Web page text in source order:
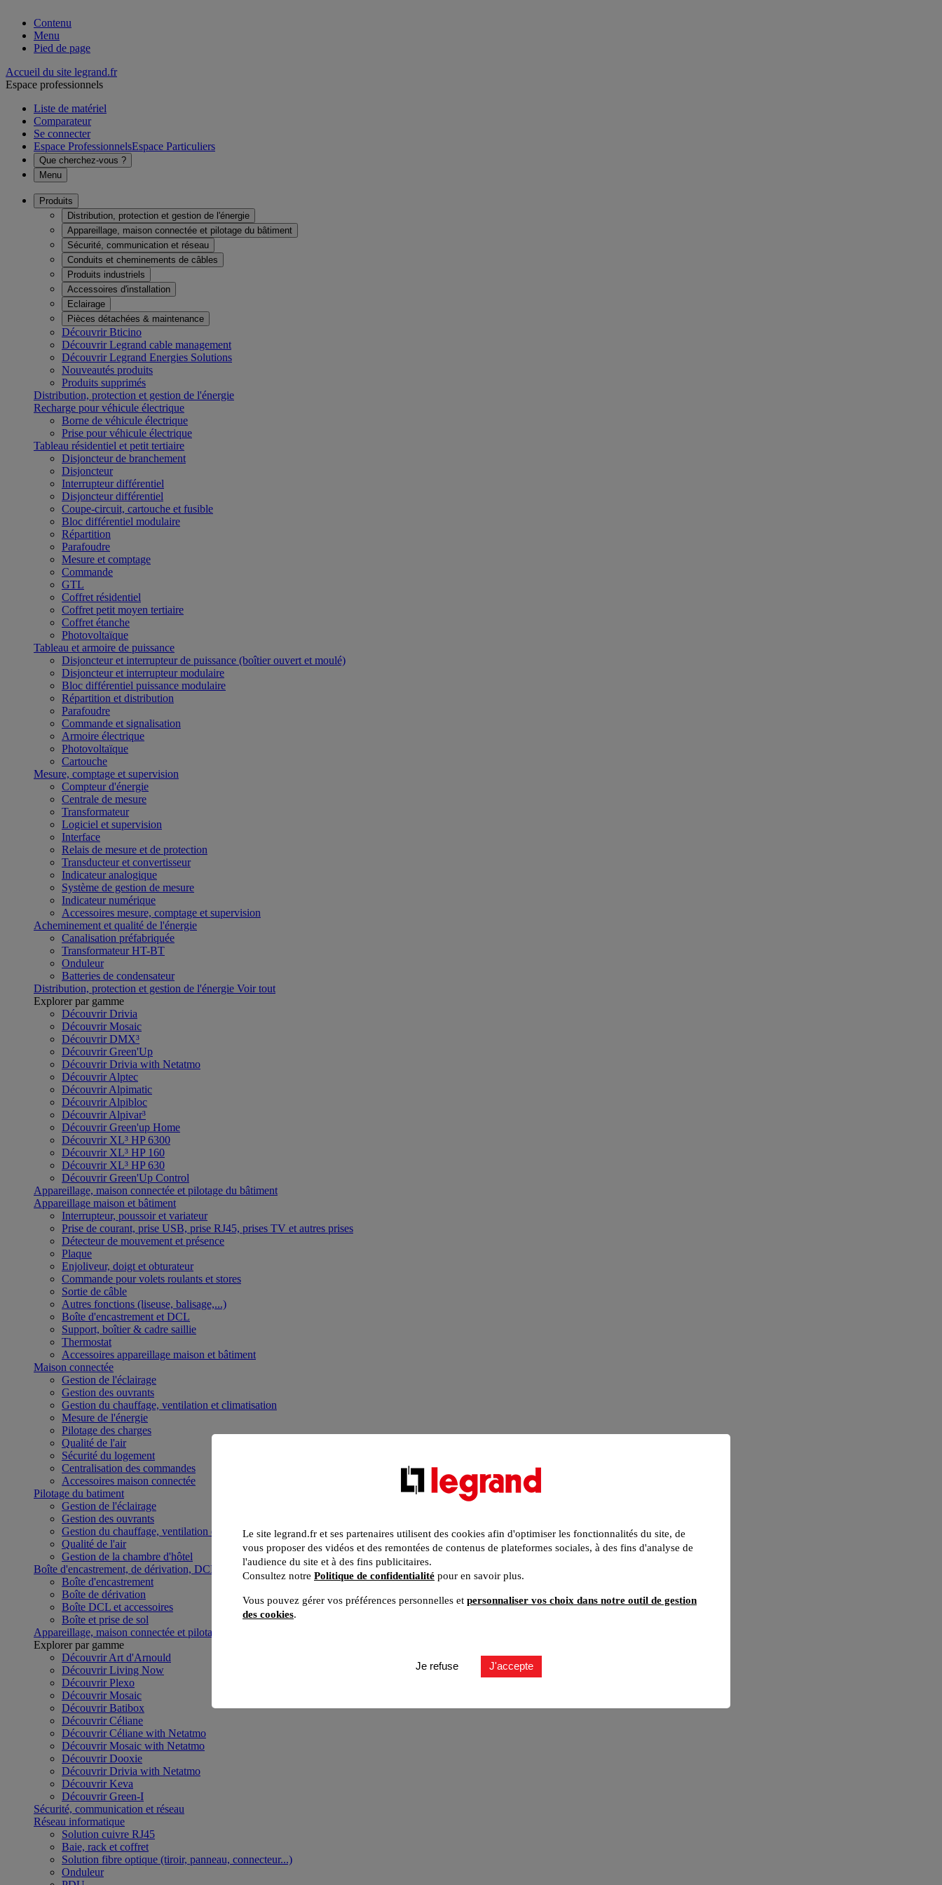
Contenu
Menu
Pied de page
Accueil du site legrand.fr
Espace professionnels
Liste de matériel
Comparateur
Se connecter
Espace ProfessionnelsEspace Particuliers
Que cherchez-vous ?
Menu
Produits
Distribution, protection et gestion de l'énergie
Appareillage, maison connectée et pilotage du bâtiment
Sécurité, communication et réseau
Conduits et cheminements de câbles
Produits industriels
Accessoires d'installation
Eclairage
Pièces détachées & maintenance
Découvrir Bticino
Découvrir Legrand cable management
Découvrir Legrand Energies Solutions
Nouveautés produits
Produits supprimés
Distribution, protection et gestion de l'énergie
Recharge pour véhicule électrique
Borne de véhicule électrique
Prise pour véhicule électrique
Tableau résidentiel et petit tertiaire
Disjoncteur de branchement
Disjoncteur
Interrupteur différentiel
Disjoncteur différentiel
Coupe-circuit, cartouche et fusible
Bloc différentiel modulaire
Répartition
Parafoudre
Mesure et comptage
Commande
GTL
Coffret résidentiel
Coffret petit moyen tertiaire
Coffret étanche
Photovoltaïque
Tableau et armoire de puissance
Disjoncteur et interrupteur de puissance (boîtier ouvert et moulé)
Disjoncteur et interrupteur modulaire
Bloc différentiel puissance modulaire
Répartition et distribution
Parafoudre
Commande et signalisation
Armoire électrique
Photovoltaïque
Cartouche
Mesure, comptage et supervision
Compteur d'énergie
Centrale de mesure
Transformateur
Logiciel et supervision
Interface
Relais de mesure et de protection
Transducteur et convertisseur
Indicateur analogique
Système de gestion de mesure
Indicateur numérique
Accessoires mesure, comptage et supervision
Acheminement et qualité de l'énergie
Canalisation préfabriquée
Transformateur HT-BT
Onduleur
Batteries de condensateur
Distribution, protection et gestion de l'énergie Voir tout
Explorer par gamme
Découvrir Drivia
Découvrir Mosaic
Découvrir DMX³
Découvrir Green'Up
Découvrir Drivia with Netatmo
Découvrir Alptec
Découvrir Alpimatic
Découvrir Alpibloc
Découvrir Alpivar³
Découvrir Green'up Home
Découvrir XL³ HP 6300
Découvrir XL³ HP 160
Découvrir XL³ HP 630
Découvrir Green'Up Control
Appareillage, maison connectée et pilotage du bâtiment
Appareillage maison et bâtiment
Interrupteur, poussoir et variateur
Prise de courant, prise USB, prise RJ45, prises TV et autres prises
Détecteur de mouvement et présence
Plaque
Enjoliveur, doigt et obturateur
Commande pour volets roulants et stores
Sortie de câble
Autres fonctions (liseuse, balisage,...)
Boîte d'encastrement et DCL
Support, boîtier & cadre saillie
Thermostat
Accessoires appareillage maison et bâtiment
Maison connectée
Gestion de l'éclairage
Gestion des ouvrants
Gestion du chauffage, ventilation et climatisation
Mesure de l'énergie
Pilotage des charges
Qualité de l'air
Sécurité du logement
Centralisation des commandes
Accessoires maison connectée
Pilotage du batiment
Gestion de l'éclairage
Gestion des ouvrants
Gestion du chauffage, ventilation et climatisation
Qualité de l'air
Gestion de la chambre d'hôtel
Boîte d'encastrement, de dérivation, DCL et boîte de sol
Boîte d'encastrement
Boîte de dérivation
Boîte DCL et accessoires
Boîte et prise de sol
Appareillage, maison connectée et pilotage du bâtiment
Explorer par gamme
Découvrir Art d'Arnould
Découvrir Living Now
Découvrir Plexo
Découvrir Mosaic
Découvrir Batibox
Découvrir Céliane
Découvrir Céliane with Netatmo
Découvrir Mosaic with Netatmo
Découvrir Dooxie
Découvrir Drivia with Netatmo
Découvrir Keva
Découvrir Green-I
Sécurité, communication et réseau
Réseau informatique
Solution cuivre RJ45
Baie, rack et coffret
Solution fibre optique (tiroir, panneau, connecteur...)
Onduleur
Le site legrand.fr et ses partenaires utilisent des cookies afin d'optimiser les fonctionnalités du site, de
vous proposer des vidéos et des remontées de contenus de plateformes sociales, à des fins d'analyse de
l'audience du site et à des fins publicitaires.
Consultez notre Politique de confidentialité pour en savoir plus.
Vous pouvez gérer vos préférences personnelles et personnaliser vos choix dans notre outil de gestion
des cookies.
Je refuse J'accepte